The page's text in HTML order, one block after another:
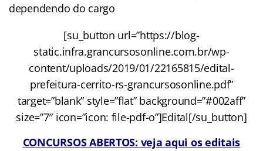
dependendo do cargo
[su_button url=”https://blog-
static.infra.grancursosonline.com.br/wp-
content/uploads/2019/01/22165815/edital-
prefeitura-cerrito-rs-grancursosonline.pdf”
target=”blank” style=”flat” background=”#002aff”
size=”7″ icon=”icon: file-pdf-o”]Edital[/su_button]
CONCURSOS ABERTOS: veja aqui os editais